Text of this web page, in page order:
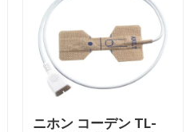
ニホン コーデン TL-